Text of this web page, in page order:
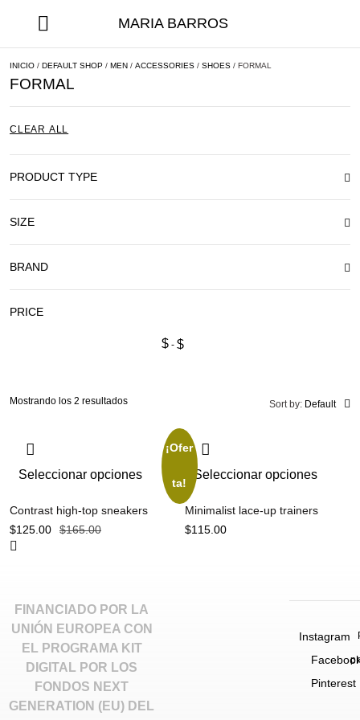
MARIA BARROS
INICIO / DEFAULT SHOP / MEN / ACCESSORIES / SHOES / FORMAL
FORMAL
CLEAR ALL
PRODUCT TYPE
SIZE
BRAND
PRICE
$ $
Sort by: Default
¡Ofer
ta!
Seleccionar opciones
Contrast high-top sneakers
$165.00
$125.00
Seleccionar opciones
Minimalist lace-up trainers
$115.00
Mostrando los 2 resultados
FINANCIADO POR LA
UNIÓN EUROPEA CON
EL PROGRAMA KIT
DIGITAL POR LOS
FONDOS NEXT
GENERATION (EU) DEL
Instagram
Pinterest